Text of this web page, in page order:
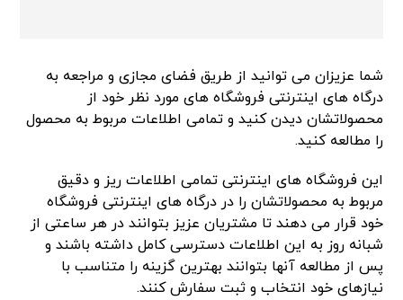
شما عزیزان می توانید از طریق فضای مجازی و مراجعه به
درگاه های اینترنتی فروشگاه های مورد نظر خود از
محصولاتشان دیدن کنید و تمامی اطلاعات مربوط به محصول
را مطالعه کنید.
این فروشگاه های اینترنتی تمامی اطلاعات ریز و دقیق
مربوط به محصولاتشان را در درگاه های اینترنتی فروشگاه
خود قرار می دهند تا مشتریان عزیز بتوانند در هر ساعتی از
شبانه روز به این اطلاعات دسترسی کامل داشته باشند و
پس از مطالعه آنها بتوانند بهترین گزینه را متناسب با
نیازهای خود انتخاب و ثبت سفارش کنند.